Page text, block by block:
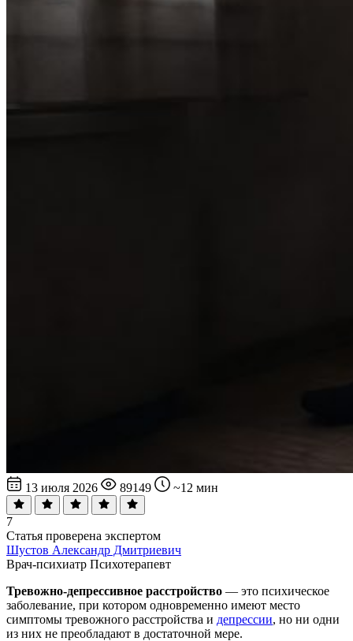
13 июля 2026 89149 ~12 мин
7
Статья проверена экспертом
Шустов Александр Дмитриевич
Врач-психиатр Психотерапевт
Тревожно-депрессивное расстройство — это психическое
заболевание, при котором одновременно имеют место
симптомы тревожного расстройства и депрессии, но ни одни
из них не преобладают в достаточной мере.